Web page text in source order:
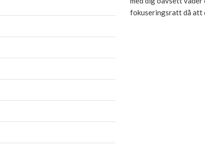
fokuseringsratt då att